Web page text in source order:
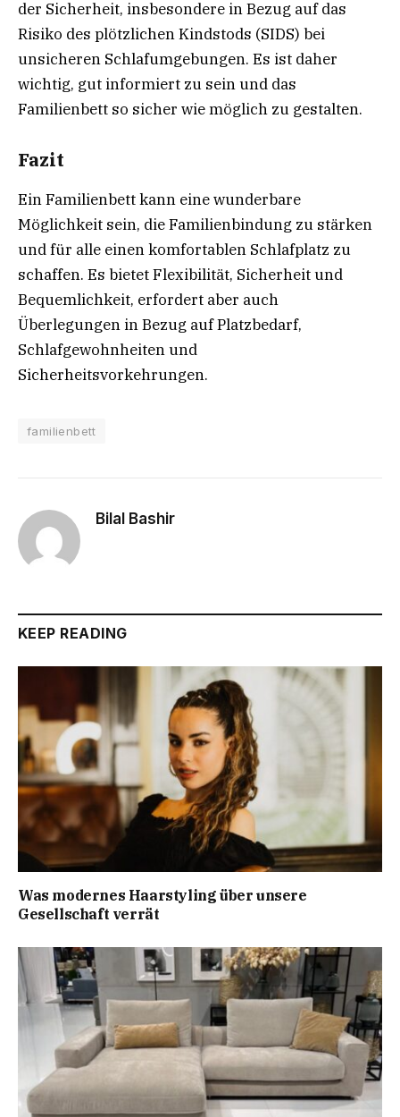
der Sicherheit, insbesondere in Bezug auf das
Risiko des plötzlichen Kindstods (SIDS) bei
unsicheren Schlafumgebungen. Es ist daher
wichtig, gut informiert zu sein und das
Familienbett so sicher wie möglich zu gestalten.
Fazit
Ein Familienbett kann eine wunderbare
Möglichkeit sein, die Familienbindung zu stärken
und für alle einen komfortablen Schlafplatz zu
schaffen. Es bietet Flexibilität, Sicherheit und
Bequemlichkeit, erfordert aber auch
Überlegungen in Bezug auf Platzbedarf,
Schlafgewohnheiten und
Sicherheitsvorkehrungen.
familienbett
Bilal Bashir
KEEP READING
Was modernes Haarstyling über unsere
Gesellschaft verrät